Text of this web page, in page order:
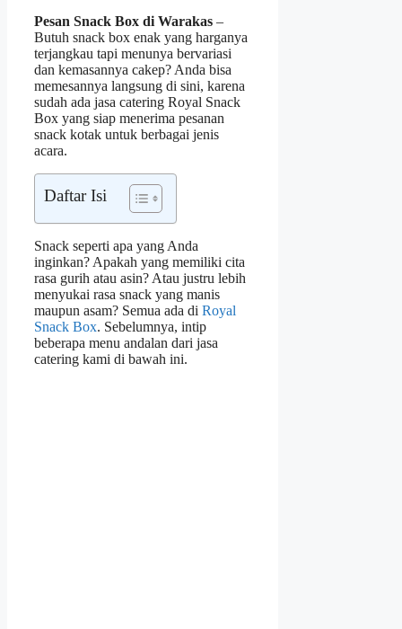
Pesan Snack Box di Warakas –
Butuh snack box enak yang harganya
terjangkau tapi menunya bervariasi
dan kemasannya cakep? Anda bisa
memesannya langsung di sini, karena
sudah ada jasa catering Royal Snack
Box yang siap menerima pesanan
snack kotak untuk berbagai jenis
acara.
Daftar Isi
Snack seperti apa yang Anda
inginkan? Apakah yang memiliki cita
rasa gurih atau asin? Atau justru lebih
menyukai rasa snack yang manis
maupun asam? Semua ada di Royal
Snack Box. Sebelumnya, intip
beberapa menu andalan dari jasa
catering kami di bawah ini.